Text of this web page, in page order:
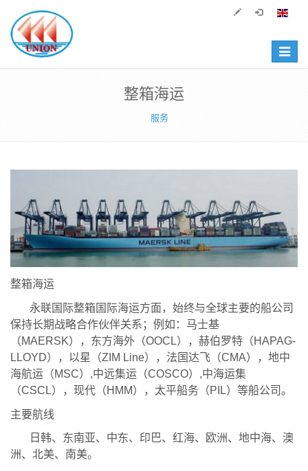
Toggle
整箱海运
服务
整箱海运
永联国际整箱国际海运方面，始终与全球主要的船公司
保持长期战略合作伙伴关系；例如：马士基
（MAERSK），东方海外（OOCL），赫伯罗特（HAPAG-
LLOYD），以星（ZIM Line），法国达飞（CMA），地中
海航运（MSC）,中远集运（COSCO）,中海运集
（CSCL），现代（HMM），太平船务（PIL）等船公司。
主要航线
日韩、东南亚、中东、印巴、红海、欧洲、地中海、澳
洲、北美、南美。